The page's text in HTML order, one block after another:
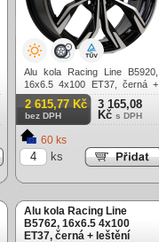
Alu kola Racing Line B5920,
16x6.5 4x100 ET37, černá +
leštění
2 615,77 Kč
bez DPH
3 165,08
Kč s DPH
60 ks
ks
Alu kola Racing Line
B5762, 16x6.5 4x100
ET37, černá + leštění